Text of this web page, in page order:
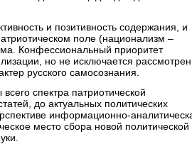
и позитивность содержания, и
поле (национализм –
Конфессиональный приоритет
но не исключается
русского самосознания.
спектра патриотической
до актуальных политических
информационно-
место сбора новой политической